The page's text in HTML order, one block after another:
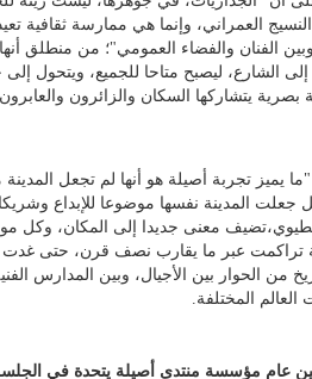
العمراني، وإنما هي ممارسة ثقافية
الفنان والفضاء العمومي"؛ من منطلق
إلى الشارع، ليصبح متاحا للجميع، ويتحول
بصرية يتشاركها السكان والزائرون
يميز تجربة أصيلة هو أنها لم تجعل
بل جعلت المدينة نفسها موضوعا للإبداع
معنى جديدا إلى المكان، وكل
تراكمت عبر ما يقارب نصف قرن، حتى غدت
من الحوار بين الأجيال، وبين المدارس
المختلفة.
عام مؤسسة منتدى أصيلة يتحدة في الجلسة